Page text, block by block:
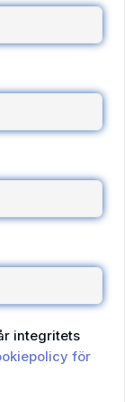
integritets
för